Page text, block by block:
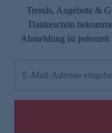
Trends, Angebote &
Dankeschön
Abmeldung ist
E-Mail-Adresse